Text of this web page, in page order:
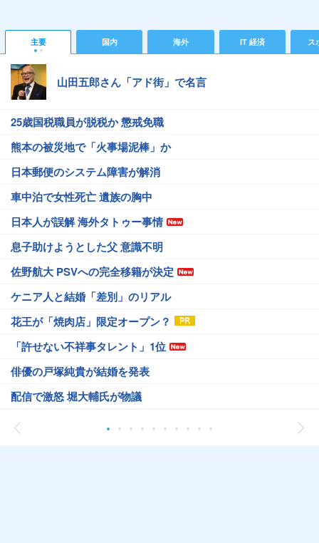
主要 国内 海外 IT 経済 ス
山田五郎さん「アド街」で名言
25歳国税職員が脱税か 懲戒免職
熊本の被災地で「火事場泥棒」か
日本郵便のシステム障害が解消
車中泊で女性死亡 遺族の胸中
日本人が誤解 海外タトゥー事情
息子助けようとした父 意識不明
佐野航大 PSVへの完全移籍が決定
ケニア人と結婚「差別」のリアル
花王が「焼肉店」限定オープン？
「許せない不祥事タレント」1位
俳優の戸塚純貴が結婚を発表
配信で激怒 堀大輔氏が物議